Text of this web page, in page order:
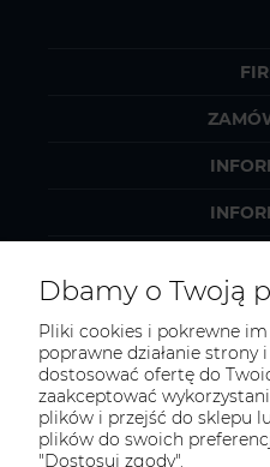
Dbamy o Twoją
Pliki cookies i pokrewne
poprawne działanie strony
dostosować ofertę do
zaakceptować
plików i przejść do sklepu
plików do swoich
"Dostosuj zgody".